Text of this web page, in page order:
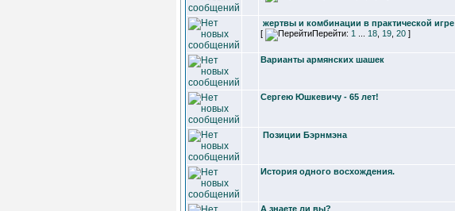
жертвы и комбинации в практической игре
[
Перейти: 1 18 19 20 ]
Варианты армянских шашек
Сергею Юшкевичу - 65 лет!
Позиции Бэрнмэна
История одного восхождения.
А знаете ли вы?